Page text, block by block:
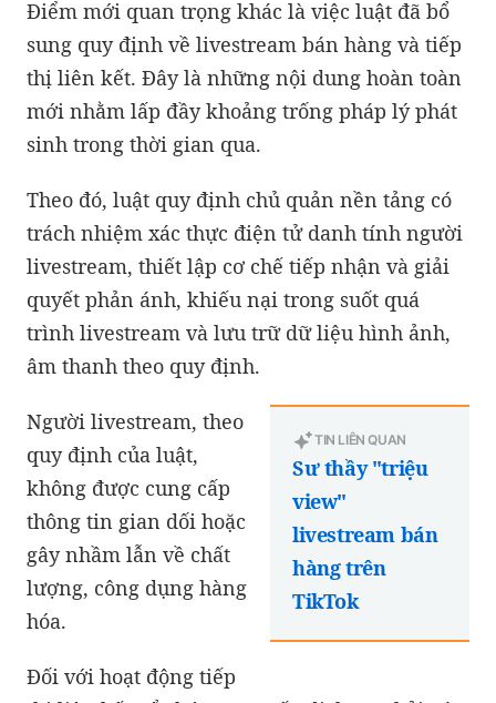
Điểm mới quan trọng khác là việc luật đã bổ
sung quy định về livestream bán hàng và tiếp
thị liên kết. Đây là những nội dung hoàn toàn
mới nhằm lấp đầy khoảng trống pháp lý phát
sinh trong thời gian qua.
Theo đó, luật quy định chủ quản nền tảng có
trách nhiệm xác thực điện tử danh tính người
livestream, thiết lập cơ chế tiếp nhận và giải
quyết phản ánh, khiếu nại trong suốt quá
trình livestream và lưu trữ dữ liệu hình ảnh,
âm thanh theo quy định.
TIN LIÊN QUAN
Sư thầy "triệu
view"
livestream bán
hàng trên
TikTok
Người livestream, theo
quy định của luật,
không được cung cấp
thông tin gian dối hoặc
gây nhầm lẫn về chất
lượng, công dụng hàng
hóa.
Đối với hoạt động tiếp